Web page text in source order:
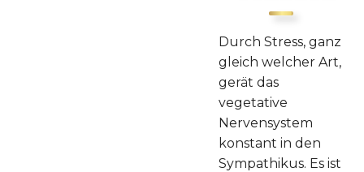
Durch Stress, ganz
gleich welcher Art,
gerät das
vegetative
Nervensystem
konstant in den
Sympathikus. Es ist